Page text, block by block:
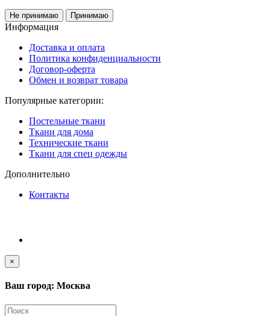
Не принимаю Принимаю
Информация
Доставка и оплата
Политика конфиденциальности
Договор-оферта
Обмен и возврат товара
Популярные категории:
Постельные ткани
Ткани для дома
Технические ткани
Ткани для спец одежды
Дополнительно
Контакты
×
Ваш город: Москва